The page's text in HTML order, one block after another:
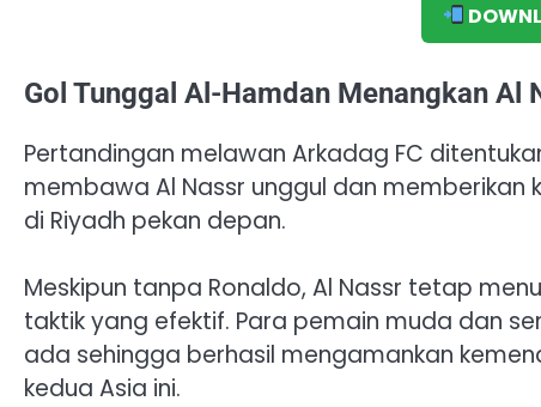
Gol Tunggal Al-Hamdan Menangkan Al
Pertandingan melawan Arkadag FC
membawa Al Nassr unggul dan
di Riyadh pekan depan.
Meskipun tanpa Ronaldo, Al Nassr tetap
taktik yang efektif. Para pemain muda dan
ada sehingga berhasil mengamankan
kedua Asia ini.